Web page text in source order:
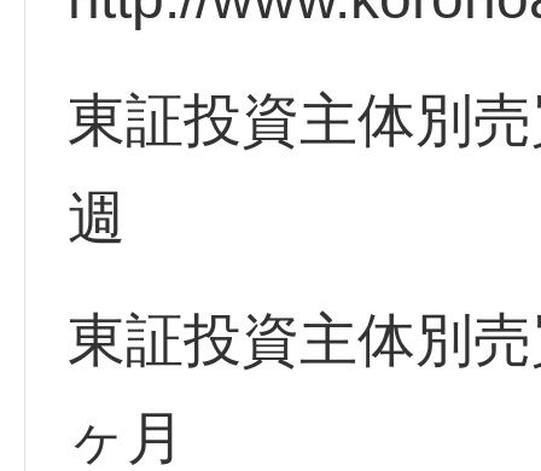
東証投資主体別
週
東証投資主体別
ヶ月